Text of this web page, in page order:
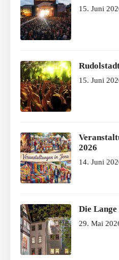
15. Juni
15. Juni
2026
14. Juni
Die Lange
29. Mai